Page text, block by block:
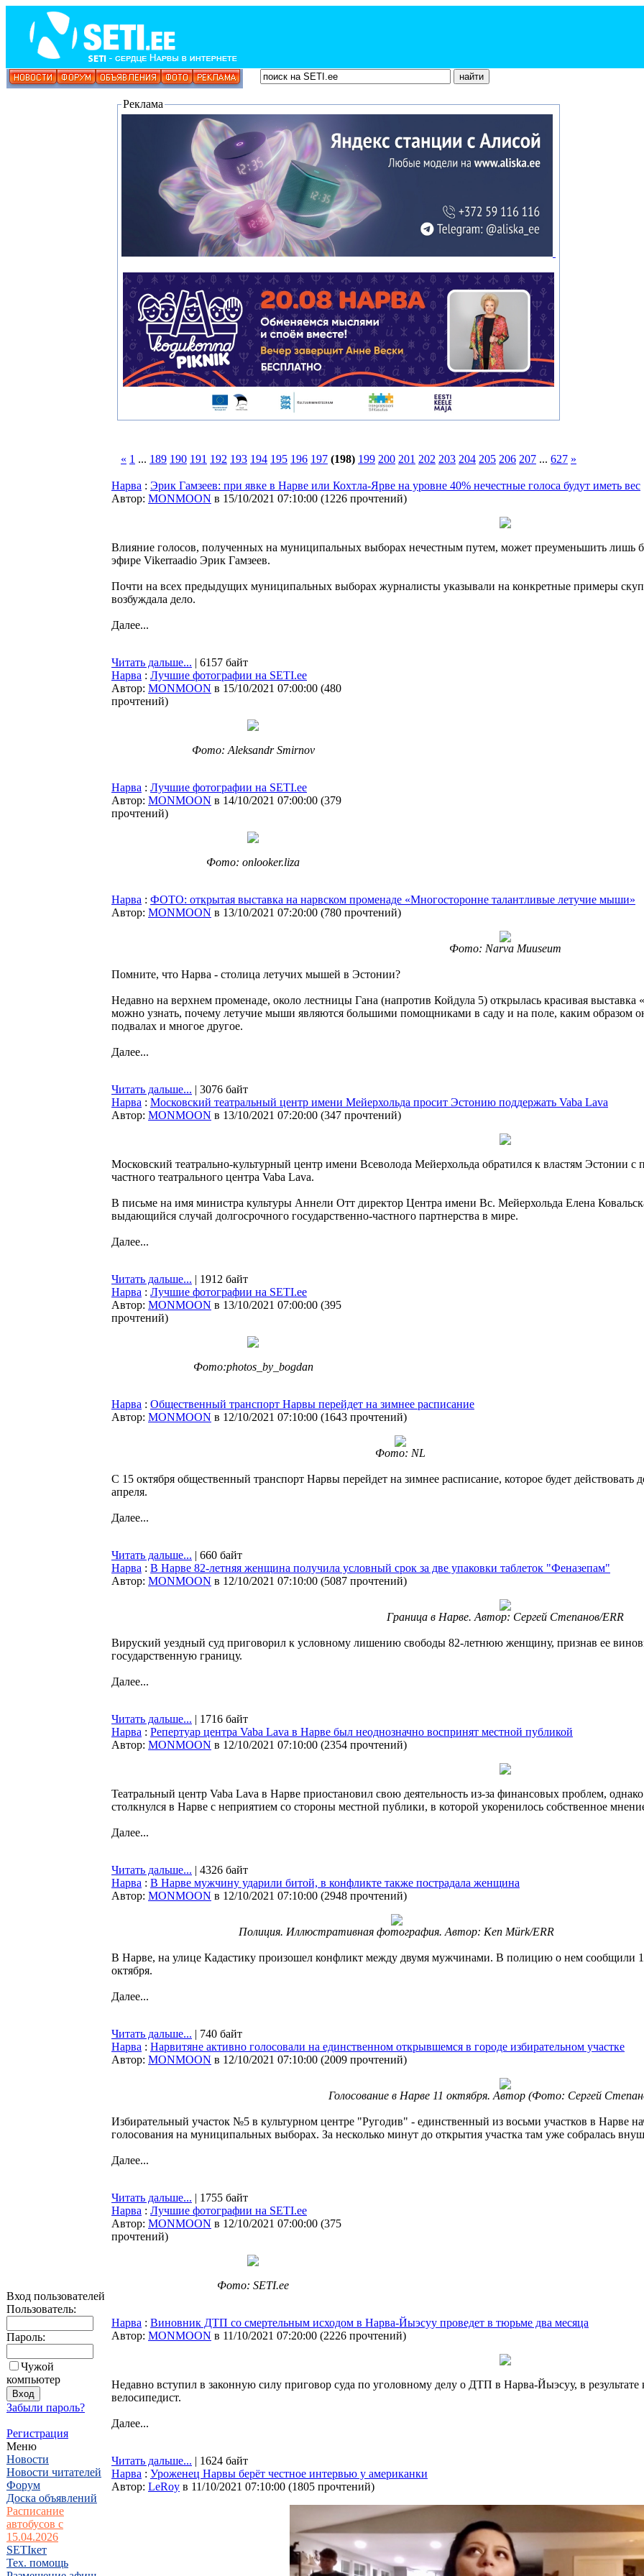
Вход пользователей
Пользователь:
Пароль:
Чужой
компьютер
Забыли пароль?
Регистрация
Меню
Новости
Новости читателей
Форум
Доска объявлений
Расписание
автобусов с
15.04.2026
SETIкет
Тех. помощь
Реклама
« 1 ... 189 190 191 192 193 194 195 196 197 (198) 199 200 201 202 203 204 205 206 207 ... 627 »
Нарва : Эрик Гамзеев: при явке в Нарве или Кохтла-Ярве на уровне 40% нечестные голоса будут иметь вес
Автор: MONMOON в 15/10/2021 07:10:00 (1226 прочтений)
Влияние голосов, полученных на муниципальных выборах нечестным путем, может преуменьшить лишь
эфире Vikerraadio Эрик Гамзеев.
Почти на всех предыдущих муниципальных выборах журналисты указывали на конкретные примеры
возбуждала дело.
Далее...
Читать дальше... | 6157 байт
Нарва : Лучшие фотографии на SETI.ee
Автор: MONMOON в 15/10/2021 07:00:00 (480
прочтений)
Фото: Aleksandr Smirnov
Нарва : Лучшие фотографии на SETI.ee
Автор: MONMOON в 14/10/2021 07:00:00 (379
прочтений)
Фото: onlooker.liza
Нарва : ФОТО: открытая выставка на нарвском променаде «Многосторонне талантливые летучие мыши»
Автор: MONMOON в 13/10/2021 07:20:00 (780 прочтений)
Фото: Narva Muuseum
Помните, что Нарва - столица летучих мышей в Эстонии?
Недавно на верхнем променаде, около лестницы Гана (напротив Койдула 5) открылась красивая
можно узнать, почему летучие мыши являются большими помощниками в саду и на поле, каким образом
подвалах и многое другое.
Далее...
Читать дальше... | 3076 байт
Нарва : Московский театральный центр имени Мейерхольда просит Эстонию поддержать Vaba Lava
Автор: MONMOON в 13/10/2021 07:20:00 (347 прочтений)
Московский театрально-культурный центр имени Всеволода Мейерхольда обратился к властям Эстонии с
частного театрального центра Vaba Lava.
В письме на имя министра культуры Аннели Отт директор Центра имени Вс. Мейерхольда Елена
выдающийся случай долгосрочного государственно-частного партнерства в мире.
Далее...
Читать дальше... | 1912 байт
Нарва : Лучшие фотографии на SETI.ee
Автор: MONMOON в 13/10/2021 07:00:00 (395
прочтений)
Фото:photos_by_bogdan
Нарва : Общественный транспорт Нарвы перейдет на зимнее расписание
Автор: MONMOON в 12/10/2021 07:10:00 (1643 прочтений)
Фото: NL
С 15 октября общественный транспорт Нарвы перейдет на зимнее расписание, которое будет действовать
апреля.
Далее...
Читать дальше... | 660 байт
Нарва : В Нарве 82-летняя женщина получила условный срок за две упаковки таблеток "Феназепам"
Автор: MONMOON в 12/10/2021 07:10:00 (5087 прочтений)
Граница в Нарве. Автор: Сергей Степанов/ERR
Вируский уездный суд приговорил к условному лишению свободы 82-летнюю женщину, признав ее
государственную границу.
Далее...
Читать дальше... | 1716 байт
Нарва : Репертуар центра Vaba Lava в Нарве был неоднозначно воспринят местной публикой
Автор: MONMOON в 12/10/2021 07:10:00 (2354 прочтений)
Театральный центр Vaba Lava в Нарве приостановил свою деятельность из-за финансовых проблем,
столкнулся в Нарве с неприятием со стороны местной публики, в которой укоренилось собственное
Далее...
Читать дальше... | 4326 байт
Нарва : В Нарве мужчину ударили битой, в конфликте также пострадала женщина
Автор: MONMOON в 12/10/2021 07:10:00 (2948 прочтений)
Полиция. Иллюстративная фотография. Автор: Ken Mürk/ERR
В Нарве, на улице Кадастику произошел конфликт между двумя мужчинами. В полицию о нем сообщили
октября.
Далее...
Читать дальше... | 740 байт
Нарва : Нарвитяне активно голосовали на единственном открывшемся в городе избирательном участке
Автор: MONMOON в 12/10/2021 07:10:00 (2009 прочтений)
Голосование в Нарве 11 октября. Автор (Фото: Сергей
Избирательный участок №5 в культурном центре "Ругодив" - единственный из восьми участков в Нарве
голосования на муниципальных выборах. За несколько минут до открытия участка там уже собралась
Далее...
Читать дальше... | 1755 байт
Нарва : Лучшие фотографии на SETI.ee
Автор: MONMOON в 12/10/2021 07:00:00 (375
прочтений)
Фото: SETI.ee
Нарва : Виновник ДТП со смертельным исходом в Нарва-Йыэсуу проведет в тюрьме два месяца
Автор: MONMOON в 11/10/2021 07:20:00 (2226 прочтений)
Недавно вступил в законную силу приговор суда по уголовному делу о ДТП в Нарва-Йыэсуу, в результате
велосипедист.
Далее...
Читать дальше... | 1624 байт
Нарва : Уроженец Нарвы берёт честное интервью у американки
Автор: LeRoy в 11/10/2021 07:10:00 (1805 прочтений)